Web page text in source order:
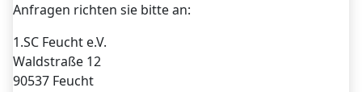
Anfragen richten sie bitte an:
1.SC Feucht e.V.
Waldstraße 12
90537 Feucht